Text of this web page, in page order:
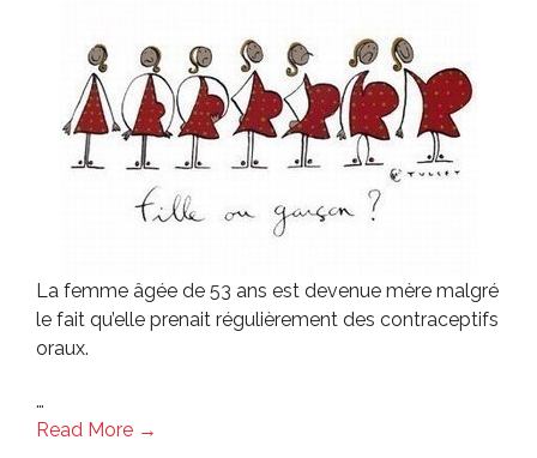
La femme âgée de 53 ans est devenue mère malgré
le fait qu’elle prenait régulièrement des contraceptifs
oraux.
…
Read More →